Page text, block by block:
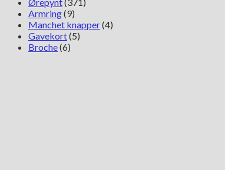
Armring(9)
Manchet knapper(4)
Gavekort(5)
Broche(6)